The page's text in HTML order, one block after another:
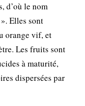
d’où le nom
Elles sont
orange vif, et
Les fruits sont
à maturité,
dispersées par